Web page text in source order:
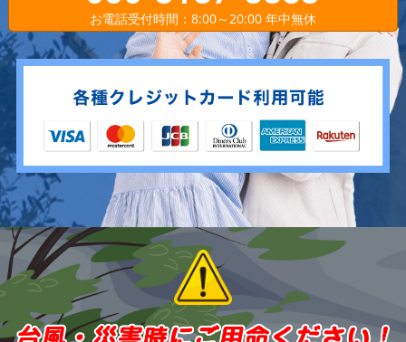
お電話受付時間：8:00～20:00 年中無休